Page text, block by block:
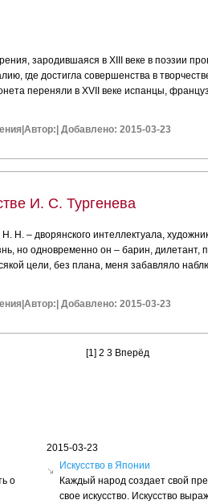
зародившаяся в XIII веке в поэзии
где достигла совершенства в
переняли в XVII веке испанцы,
|Автор: Добавлено: 2015-03-23
И. С. Тургенева
Н. – дворянского интеллектуала,
но одновременно он – барин, дилетант,
цели, без плана, меня забавляло
|Автор: Добавлено: 2015-03-23
[1] 2 3 Вперёд
о
2015-03-23
Искусство в Японии
Каждый народ создает свой
свое искусство. Искусство